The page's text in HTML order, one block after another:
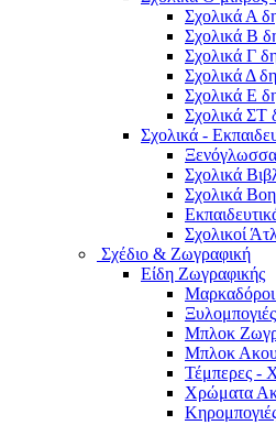
Σχολικά Α
Σχολικά Β
Σχολικά Γ
Σχολικά Δ
Σχολικά Ε
Σχολικά ΣΤ
Σχολικά -
Σχολικά
Σχολικά
Σχολικοί
Σχέδιο & Ζωγραφική
Είδη Ζωγραφικής
Μπλοκ
Μπλοκ
Τέμπερες -
Χρώματα